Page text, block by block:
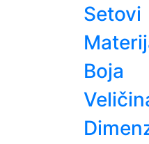
Setovi
Boja